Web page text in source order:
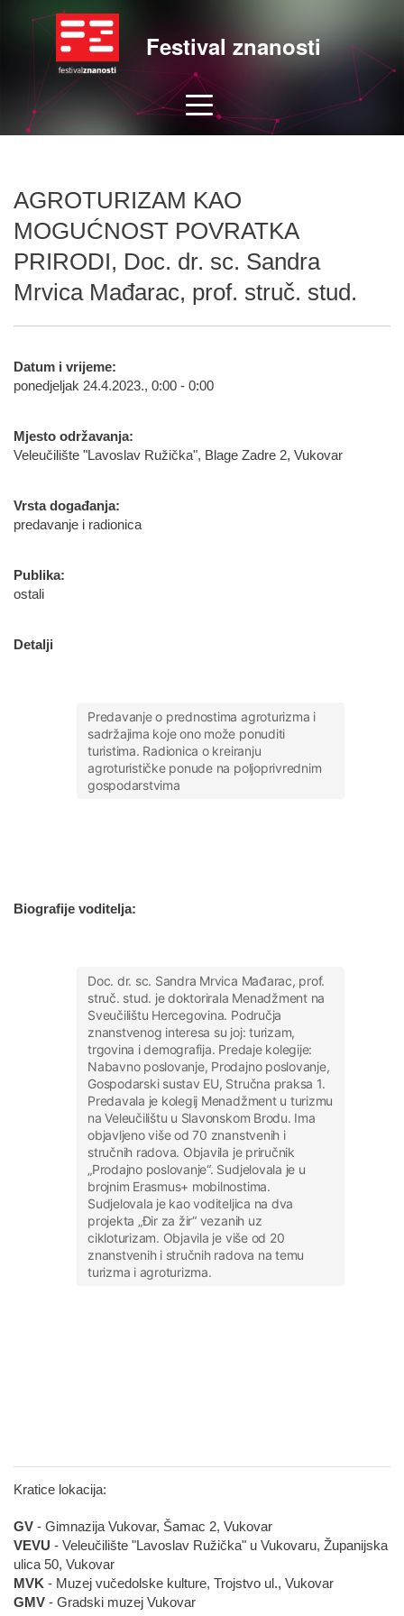
Festival znanosti
AGROTURIZAM KAO
MOGUĆNOST POVRATKA
PRIRODI, Doc. dr. sc. Sandra
Mrvica Mađarac, prof. struč. stud.
Datum i vrijeme:
ponedjeljak 24.4.2023., 0:00 - 0:00
Mjesto održavanja:
Veleučilište "Lavoslav Ružička", Blage Zadre 2, Vukovar
Vrsta događanja:
predavanje i radionica
Publika:
ostali
Detalji
Predavanje o prednostima agroturizma i
sadržajima koje ono može ponuditi
turistima. Radionica o kreiranju
agroturističke ponude na poljoprivrednim
gospodarstvima
Biografije voditelja:
Doc. dr. sc. Sandra Mrvica Mađarac, prof.
struč. stud. je doktorirala Menadžment na
Sveučilištu Hercegovina. Područja
znanstvenog interesa su joj: turizam,
trgovina i demografija. Predaje kolegije:
Nabavno poslovanje, Prodajno poslovanje,
Gospodarski sustav EU, Stručna praksa 1.
Predavala je kolegij Menadžment u turizmu
na Veleučilištu u Slavonskom Brodu. Ima
objavljeno više od 70 znanstvenih i
stručnih radova. Objavila je priručnik
„Prodajno poslovanje“. Sudjelovala je u
brojnim Erasmus+ mobilnostima.
Sudjelovala je kao voditeljica na dva
projekta „Đir za žir“ vezanih uz
cikloturizam. Objavila je više od 20
znanstvenih i stručnih radova na temu
turizma i agroturizma.
Kratice lokacija:
GV - Gimnazija Vukovar, Šamac 2, Vukovar
VEVU - Veleučilište "Lavoslav Ružička" u Vukovaru, Županijska
ulica 50, Vukovar
MVK - Muzej vučedolske kulture, Trojstvo ul., Vukovar
GMV - Gradski muzej Vukovar